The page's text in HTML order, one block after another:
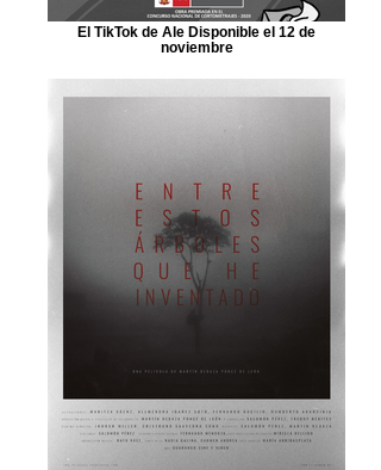
El TikTok de Ale Disponible el 12 de
noviembre